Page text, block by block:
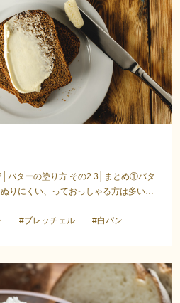
バターの塗り方 その2 3│まとめ①バタ
りにくい、っておっしゃる方は多いと
#ブレッチェル
#白パン